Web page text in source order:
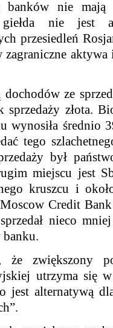
nie mają
nie jest
przesiedleń
ze
złota.
wynosiła średnio
tego
był
miejscu jest
kruszcu i
Credit
nieco
banku.
że zwiększony
utrzyma się
jest alternatywą